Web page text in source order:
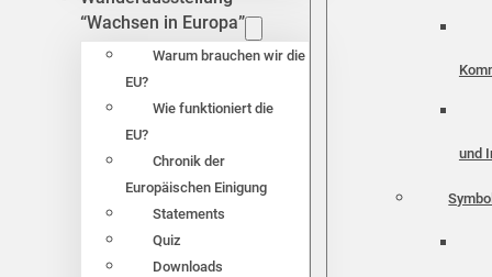
“Wachsen in Europa”
Warum brauchen wir die
EU?
Wie funktioniert die
EU?
Chronik der
Europäischen Einigung
Statements
Quiz
Downloads
und